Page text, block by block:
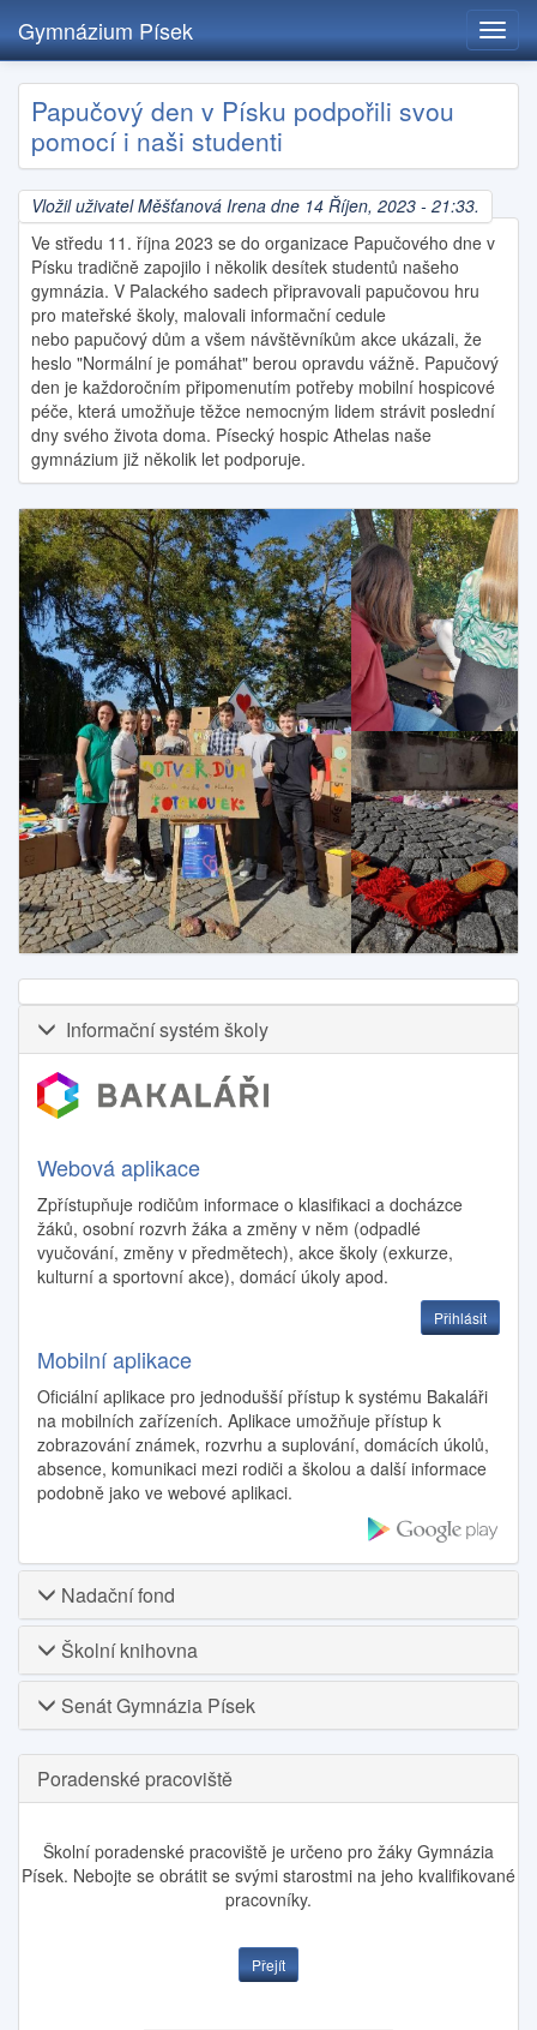
Přejít
hlavnímu
obsahu
Gymnázium Písek
Papučový den v Písku podpořili svou
pomocí i naši studenti
Vložil uživatelMěšťanová Irena dne 14 Říjen, 2023 - 21:33.
Ve středu 11. října 2023 se do organizace Papučového dne v
Písku tradičně zapojilo i několik desítek studentů našeho
gymnázia. V Palackého sadech připravovali papučovou hru
pro mateřské školy, malovali informační cedule
nebo papučový dům a všem návštěvníkům akce ukázali, že
heslo "Normální je pomáhat" berou opravdu vážně. Papučový
den je každoročním připomenutím potřeby mobilní hospicové
péče, která umožňuje těžce nemocným lidem strávit poslední
dny svého života doma. Písecký hospic Athelas naše
gymnázium již několik let podporuje.
Informační systém školy
Webová aplikace
Zpřístupňuje rodičům informace o klasifikaci a docházce
žáků, osobní rozvrh žáka a změny v něm (odpadlé
vyučování, změny v předmětech), akce školy (exkurze,
kulturní a sportovní akce), domácí úkoly apod.
Přihlásit
Mobilní aplikace
Oficiální aplikace pro jednodušší přístup k systému Bakaláři
na mobilních zařízeních. Aplikace umožňuje přístup k
zobrazování známek, rozvrhu a suplování, domácích úkolů,
absence, komunikaci mezi rodiči a školou a další informace
podobně jako ve webové aplikaci.
Nadační fond
Školní knihovna
Senát Gymnázia Písek
Poradenské pracoviště
Školní poradenské pracoviště je určeno pro žáky Gymnázia
Písek. Nebojte se obrátit se svými starostmi na jeho kvalifikované
pracovníky.
Přejít